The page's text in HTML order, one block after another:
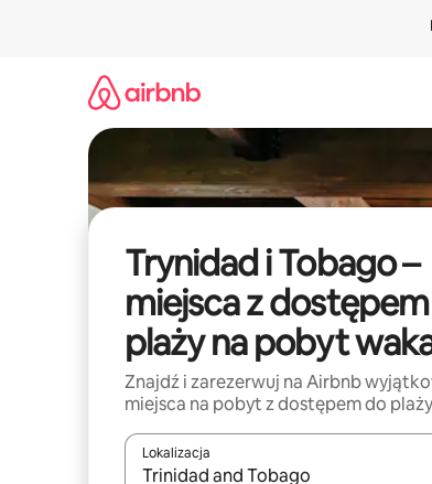
Trynidad i Tobago –
miejsca z
plaży na pobyt
Znajdź i zarezerwuj na Airbnb
miejsca na pobyt z dostępem do plaży
Lokalizacja
Gdy wyniki będą dostępne, możesz